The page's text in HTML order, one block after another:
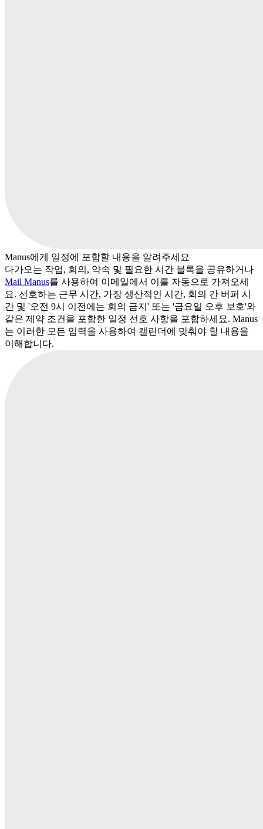
Manus에게 일정에 포함할 내용을 알려주세요
다가오는 작업, 회의, 약속 및 필요한 시간 블록을 공유하거나
Mail Manus를 사용하여 이메일에서 이를 자동으로 가져오세
요. 선호하는 근무 시간, 가장 생산적인 시간, 회의 간 버퍼 시
간 및 '오전 9시 이전에는 회의 금지' 또는 '금요일 오후 보호'와
같은 제약 조건을 포함한 일정 선호 사항을 포함하세요. Manus
는 이러한 모든 입력을 사용하여 캘린더에 맞춰야 할 내용을
이해합니다.